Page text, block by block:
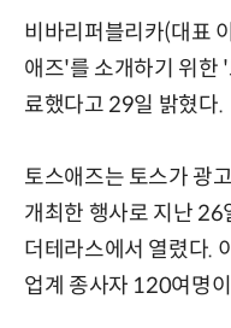
비바리퍼블리카(대표
애즈'를 소개하기 위한
료했다고 29일 밝혔다.
토스애즈는 토스가 광
개최한 행사로 지난 26
더테라스에서 열렸다.
업계 종사자 120여명